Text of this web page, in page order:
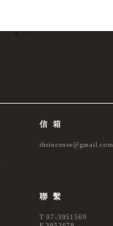
信箱
thsincense@gmail.com
聯繫
T07-3951569